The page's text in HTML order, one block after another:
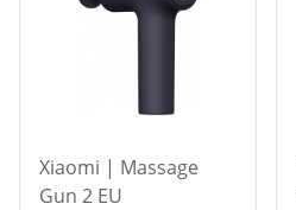
Xiaomi | Massage
Gun 2 EU